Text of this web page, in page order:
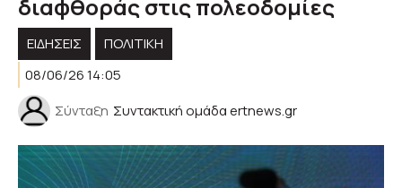
διαφθοράς στις πολεοδομίες
ΕΙΔΗΣΕΙΣ
ΠΟΛΙΤΙΚΉ
08/06/26 14:05
Σύνταξη Συντακτική ομάδα ertnews.gr